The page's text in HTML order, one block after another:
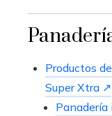
Productos de
Super Xtra ↗